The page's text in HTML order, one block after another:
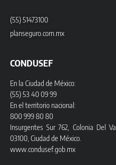
(55) 51473100
planseguro.com.mx
CONDUSEF
En la Ciudad de México:
(55) 53 40 09 99
En el territorio nacional:
800 999 80 80
Insurgentes Sur 762, Colonia Del
03100, Ciudad de México.
www.condusef.gob.mx